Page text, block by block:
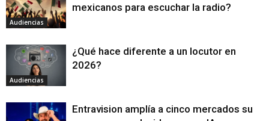
Audiencias
mexicanos para escuchar la radio?
Audiencias
¿Qué hace diferente a un locutor en
2026?
Entravision amplía a cinco mercados su